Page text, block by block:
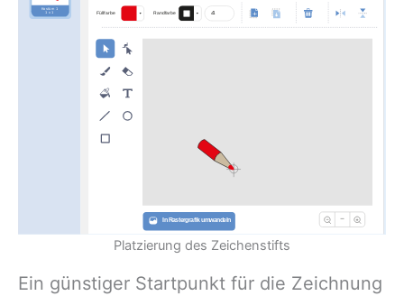
Platzierung des Zeichenstifts
Ein günstiger Startpunkt für die Zeichnung